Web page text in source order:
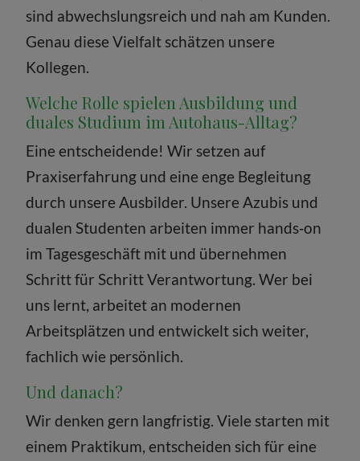
sind abwechslungsreich und nah am Kunden.
Genau diese Vielfalt schätzen unsere
Kollegen.
Welche Rolle spielen Ausbildung und
duales Studium im Autohaus-Alltag?
Eine entscheidende! Wir setzen auf
Praxiserfahrung und eine enge Begleitung
durch unsere Ausbilder. Unsere Azubis und
dualen Studenten arbeiten immer hands‑on
im Tagesgeschäft mit und übernehmen
Schritt für Schritt Verantwortung. Wer bei
uns lernt, arbeitet an modernen
Arbeitsplätzen und entwickelt sich weiter,
fachlich wie persönlich.
Und danach?
Wir denken gern langfristig. Viele starten mit
einem Praktikum, entscheiden sich für eine